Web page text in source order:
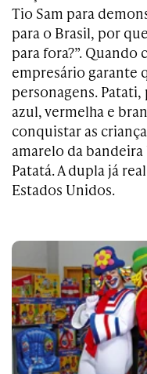
Tio Sam para
para o Brasil, por
para fora?”. Quando
empresário garante
personagens.
azul, vermelha e
conquistar as
amarelo da
Patatá. A dupla já
Estados Unidos.